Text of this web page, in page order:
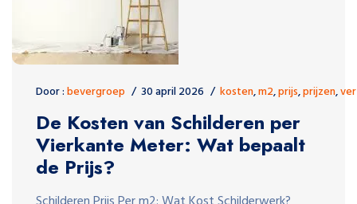
Door :bevergroep 30 april 2026 kosten,m2,prijs,prijzen,
De Kosten van Schilderen per
Vierkante Meter: Wat bepaalt
de Prijs?